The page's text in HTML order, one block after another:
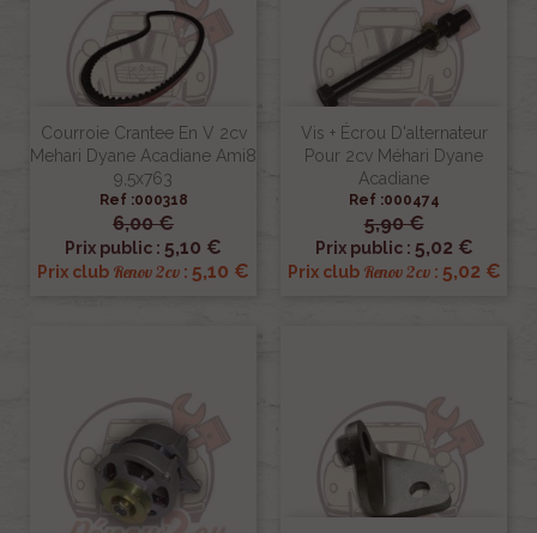
Courroie Crantee En V 2cv
Mehari Dyane Acadiane Ami8
9,5x763
Ref :000318
6,00 €
Prix public : 5,10 €
Prix club Renov 2cv : 5,10 €
Vis + Écrou D'alternateur
Pour 2cv Méhari Dyane
Acadiane
Ref :000474
5,90 €
Prix public : 5,02 €
Prix club Renov 2cv: 5,02 €